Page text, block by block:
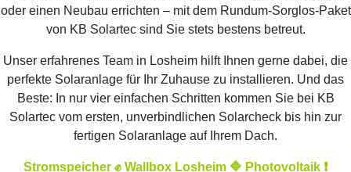
oder einen Neubau errichten – mit dem Rundum-Sorglos-Paket
von KB Solartec sind Sie stets bestens betreut.
Unser erfahrenes Team in Losheim hilft Ihnen gerne dabei, die
perfekte Solaranlage für Ihr Zuhause zu installieren. Und das
Beste: In nur vier einfachen Schritten kommen Sie bei KB
Solartec vom ersten, unverbindlichen Solarcheck bis hin zur
fertigen Solaranlage auf Ihrem Dach.
Stromspeicher ✊ Wallbox Losheim 🔷 Photovoltaik ❗